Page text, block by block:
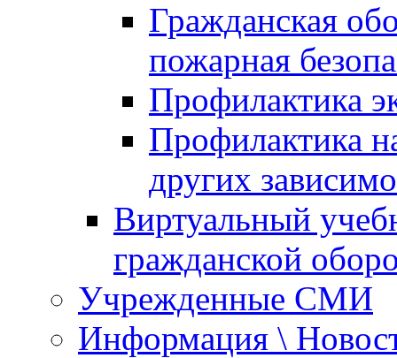
Гражданская
пожарная
Профилактика
Профилактика
других
Виртуальный
гражданской
Учрежденные СМИ
Информация \